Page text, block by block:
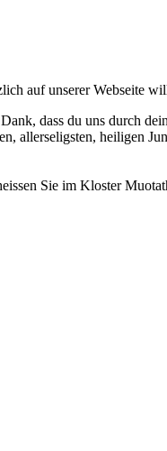
auf unserer Webseite
dass du uns durch
allerseligsten, heiligen
Sie im Kloster